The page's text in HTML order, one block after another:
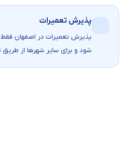
پذیرش تعمیرات
پذیرش تعمیرات در اصفهان
شود و برای سایر شهرها از